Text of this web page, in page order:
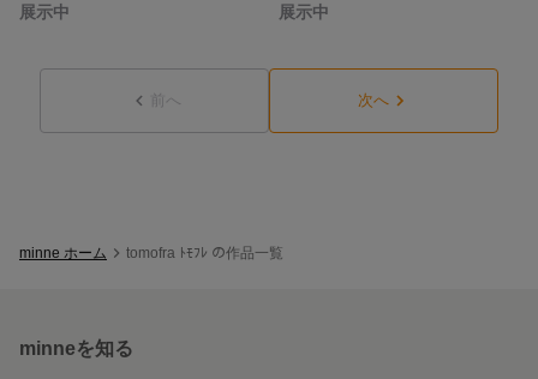
展示中
展示中
前へ 次へ
minne ホーム tomofra ﾄﾓﾌﾚ の作品一覧
minneを知る